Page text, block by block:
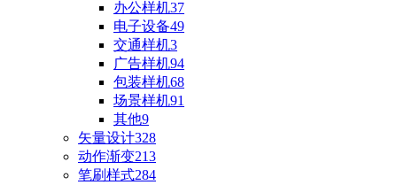
办公样机37
电子设备49
交通样机3
广告样机94
包装样机68
场景样机91
其他9
矢量设计328
动作渐变213
笔刷样式284